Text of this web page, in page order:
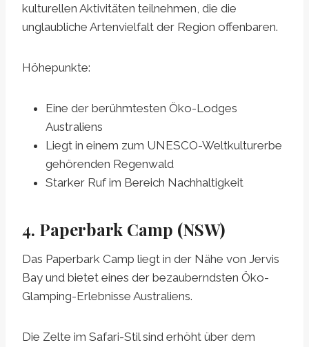
kulturellen Aktivitäten teilnehmen, die die
unglaubliche Artenvielfalt der Region offenbaren.
Höhepunkte:
Eine der berühmtesten Öko-Lodges
Australiens
Liegt in einem zum UNESCO-Weltkulturerbe
gehörenden Regenwald
Starker Ruf im Bereich Nachhaltigkeit
4. Paperbark Camp (NSW)
Das Paperbark Camp liegt in der Nähe von Jervis
Bay und bietet eines der bezauberndsten Öko-
Glamping-Erlebnisse Australiens.
Die Zelte im Safari-Stil sind erhöht über dem